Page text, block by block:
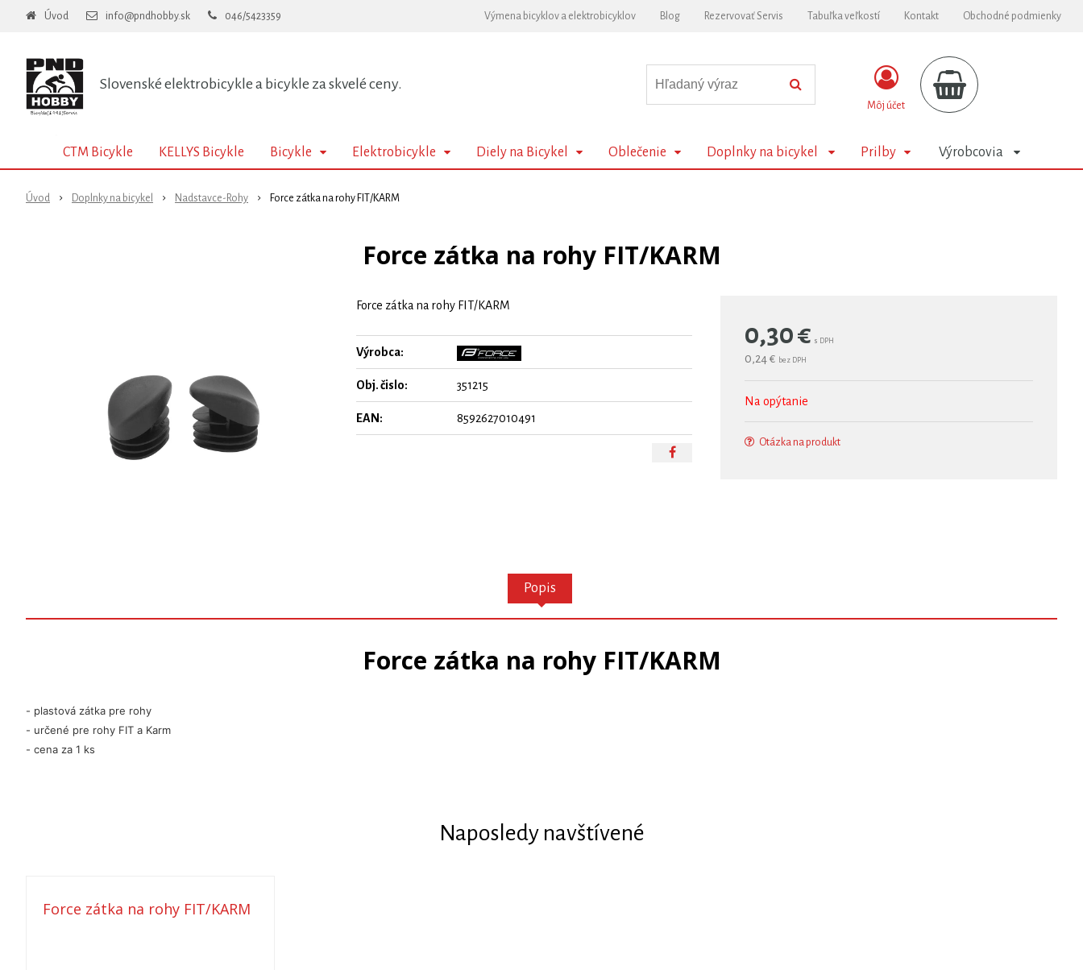
Slovenské elektrobicykle a bicykle za skvelé ceny.
Úvod info@pndhobby.sk 046/5423359 Výmena bicyklov a elektrobicyklov Blog Rezervovať Servis Tabuľka veľkostí Kontakt Obchodné podmienky
Môj účet
CTM Bicykle KELLYS Bicykle Bicykle Elektrobicykle Diely na Bicykel Oblečenie Doplnky na bicykel Prilby Výrobcovia
Úvod Doplnky na bicykel Nadstavce-Rohy Force zátka na rohy FIT/KARM
Force zátka na rohy FIT/KARM
0,30€ s DPH
0,24 € bez DPH
Na opýtanie
Otázka na produkt
Force zátka na rohy FIT/KARM
Výrobca:
Obj. čislo: 351215
EAN: 8592627010491
Popis
Force zátka na rohy FIT/KARM
- plastová zátka pre rohy
- určené pre rohy FIT a Karm
- cena za 1 ks
Naposledy navštívené
Force zátka na rohy FIT/KARM